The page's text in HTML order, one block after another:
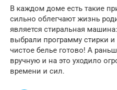
В каждом доме есть такие
сильно облегчают жизнь
является стиральная
выбрали программу стирки и
чистое белье готово! А
вручную и на это уходило
времени и сил.